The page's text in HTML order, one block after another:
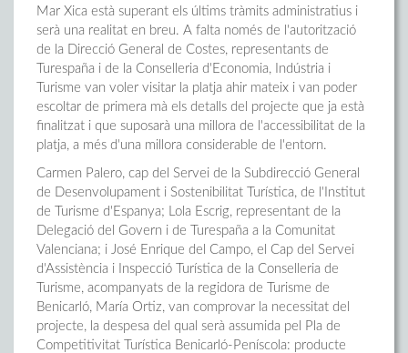
Mar Xica està superant els últims tràmits administratius i
serà una realitat en breu. A falta només de l'autorització
de la Direcció General de Costes, representants de
Turespaña i de la Conselleria d'Economia, Indústria i
Turisme van voler visitar la platja ahir mateix i van poder
escoltar de primera mà els detalls del projecte que ja està
finalitzat i que suposarà una millora de l'accessibilitat de la
platja, a més d'una millora considerable de l'entorn.
Carmen Palero, cap del Servei de la Subdirecció General
de Desenvolupament i Sostenibilitat Turística, de l'Institut
de Turisme d'Espanya; Lola Escrig, representant de la
Delegació del Govern i de Turespaña a la Comunitat
Valenciana; i José Enrique del Campo, el Cap del Servei
d'Assistència i Inspecció Turística de la Conselleria de
Turisme, acompanyats de la regidora de Turisme de
Benicarló, María Ortiz, van comprovar la necessitat del
projecte, la despesa del qual serà assumida pel Pla de
Competitivitat Turística Benicarló-Peníscola: producte